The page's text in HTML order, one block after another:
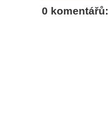
0 komentářů: